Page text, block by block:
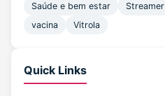
Saúde e bem estar
Streamer
vacina
Vitrola
Quick Links